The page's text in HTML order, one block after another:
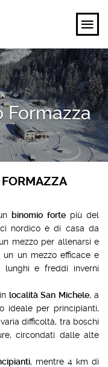
Formazza
binomio fortepiù del
nordico è di casa da
mezzo per allenarsi e
un un mezzo efficace e
lunghi e freddi inverni
località San Michele, a
ideale per principianti,
difficoltà, tra boschi
circondati dalle alte
, mentre 4 km di